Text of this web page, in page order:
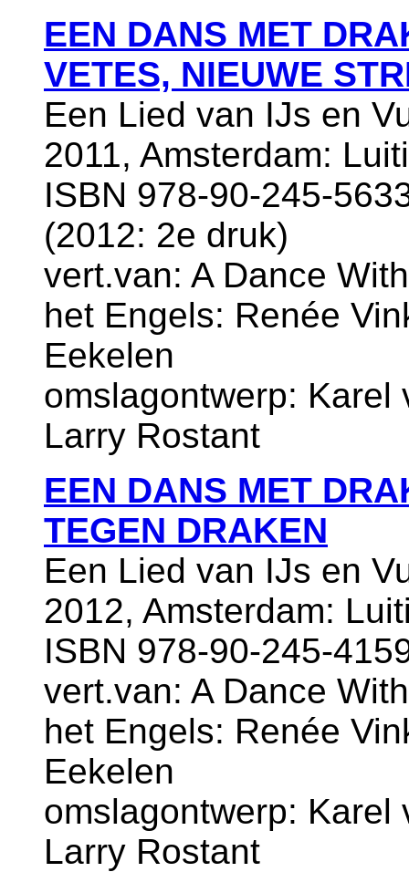
EEN DANS MET
VETES, NIEUWE
Een Lied van IJs en
2011, Amsterdam:
ISBN 978-90-245-
(2012: 2e druk)
vert.van: A Dance
het Engels: Renée
Eekelen
omslagontwerp: Karel
Larry Rostant
EEN DANS MET
TEGEN DRAKEN
Een Lied van IJs en
2012, Amsterdam:
ISBN 978-90-245-
vert.van: A Dance
het Engels: Renée
Eekelen
omslagontwerp: Karel
Larry Rostant